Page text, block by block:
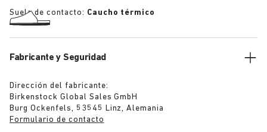
Suela de contacto: Caucho térmico
Fabricante y Seguridad
Dirección del fabricante:
Birkenstock Global Sales GmbH
Burg Ockenfels, 53545 Linz, Alemania
Formulario de contacto